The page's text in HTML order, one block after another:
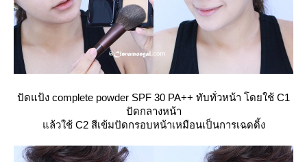
ปัดแป้ง complete powder SPF 30 PA++ ทับทั่วหน้า โดยใช้ C1
ปัดกลางหน้า
ล้วใช้ C2 สีเข้มปัดกรอบหน้าเหมือนเป็นการเฉดดิ้ง